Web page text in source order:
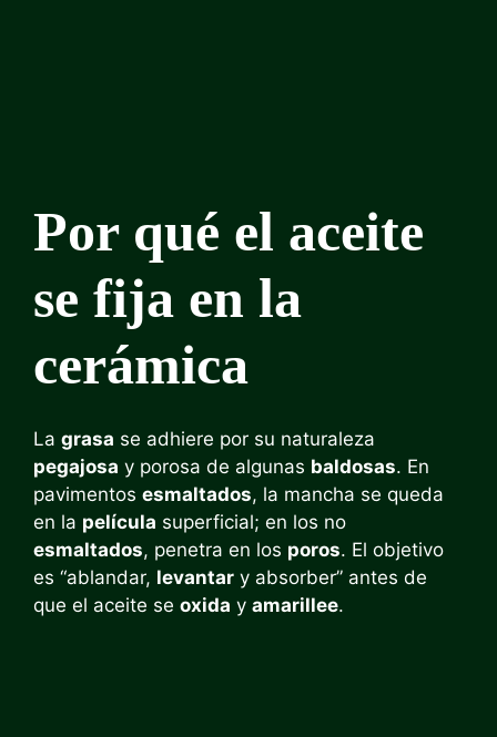
Por qué el aceite
se fija en la
cerámica
La grasa se adhiere por su naturaleza
pegajosa y porosa de algunas baldosas. En
pavimentos esmaltados, la mancha se queda
en la película superficial; en los no
esmaltados, penetra en los poros. El objetivo
es “ablandar, levantar y absorber” antes de
que el aceite se oxida y amarillee.